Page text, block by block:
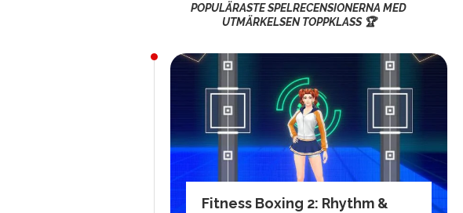
POPULÄRASTE SPELRECENSIONERNA MED
UTMÄRKELSEN TOPPKLASS 🏆
Fitness Boxing 2: Rhythm &